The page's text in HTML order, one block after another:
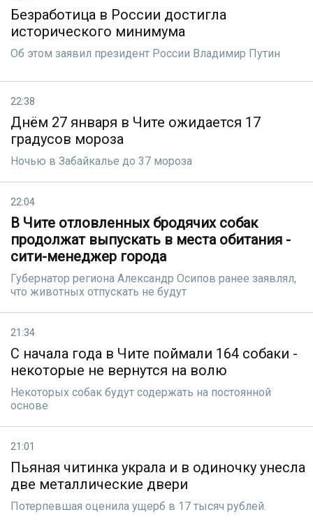
Безработица в России достигла
исторического минимума
Об этом заявил президент России Владимир Путин
22:38
Днём 27 января в Чите ожидается 17
градусов мороза
Ночью в Забайкалье до 37 мороза
22:04
В Чите отловленных бродячих собак
продолжат выпускать в места обитания -
сити-менеджер города
Губернатор региона Александр Осипов ранее заявлял,
что животных отпускать не будут
21:34
С начала года в Чите поймали 164 собаки -
некоторые не вернутся на волю
Некоторых собак будут содержать на постоянной
основе
21:01
Пьяная читинка украла и в одиночку унесла
две металлические двери
Потерпевшая оценила ущерб в 17 тысяч рублей.